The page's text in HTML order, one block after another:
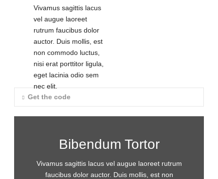
Vivamus sagittis lacus
vel augue laoreet
rutrum faucibus dolor
auctor. Duis mollis, est
non commodo luctus,
nisi erat porttitor ligula,
eget lacinia odio sem
nec elit.
Get the code
Bibendum Tortor
Vivamus sagittis lacus vel augue laoreet rutrum
faucibus dolor auctor. Duis mollis, est non